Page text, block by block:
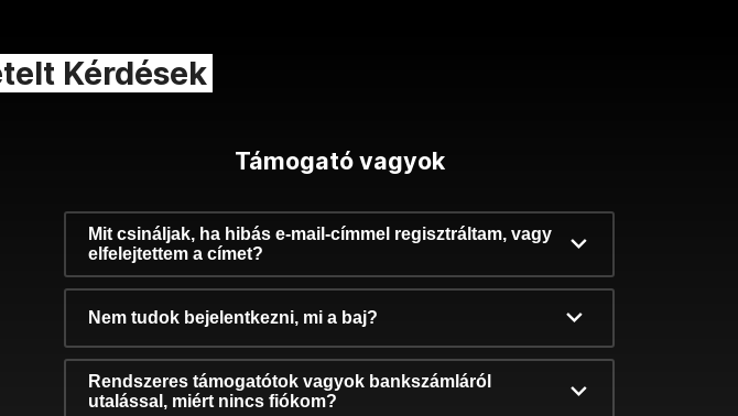
Kérdések
Támogató vagyok
Mit csináljak, ha hibás e-mail-címmel regisztráltam, vagy
elfelejtettem a címet?
Nem tudok bejelentkezni, mi a baj?
Rendszeres támogatótok vagyok bankszámláról
utalással, miért nincs fiókom?